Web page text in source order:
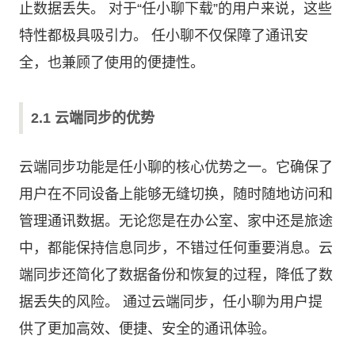
止数据丢失。 对于“任小聊下载”的用户来说，这些
特性都极具吸引力。 任小聊不仅保障了通讯安
全，也兼顾了使用的便捷性。
2.1 云端同步的优势
云端同步功能是任小聊的核心优势之一。它确保了
用户在不同设备上能够无缝切换，随时随地访问和
管理通讯数据。无论您是在办公室、家中还是旅途
中，都能保持信息同步，不错过任何重要消息。云
端同步还简化了数据备份和恢复的过程，降低了数
据丢失的风险。 通过云端同步，任小聊为用户提
供了更加高效、便捷、安全的通讯体验。